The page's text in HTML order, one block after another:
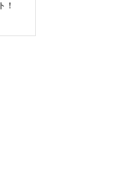
！